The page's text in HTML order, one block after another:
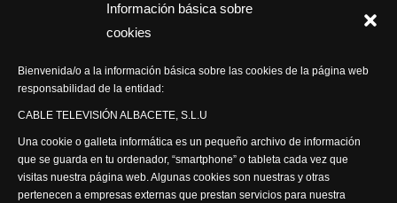
Información básica sobre
cookies
Bienvenida/o a la información básica sobre las cookies de la página web
responsabilidad de la entidad:
CABLE TELEVISIÓN ALBACETE, S.L.U
Una cookie o galleta informática es un pequeño archivo de información
que se guarda en tu ordenador, “smartphone” o tableta cada vez que
visitas nuestra página web. Algunas cookies son nuestras y otras
pertenecen a empresas externas que prestan servicios para nuestra
Síguenos